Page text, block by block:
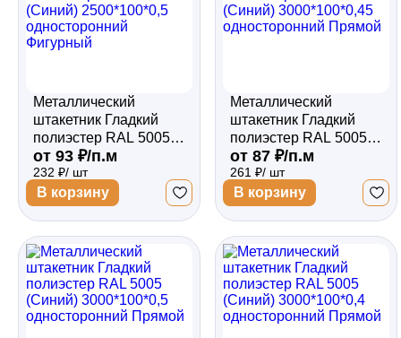
Металлический
штакетник Гладкий
полиэстер RAL 5005
(Синий) 2500*100*0,5
односторонний
Фигурный
от 93 ₽/п.м
232 ₽/ шт
В корзину
Металлический
штакетник Гладкий
полиэстер RAL 5005
(Синий) 3000*100*0,45
односторонний
Прямой
от 87 ₽/п.м
261 ₽/ шт
В корзину